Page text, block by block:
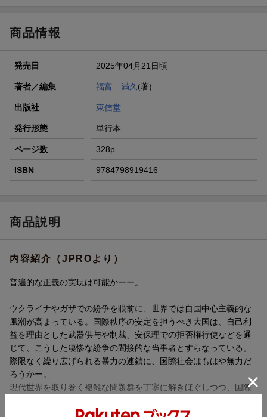
商品情報
発売日 2025年04月21日頃
著者／編集 福富 満久(著)
出版社 東信堂
発行形態 単行本
ページ数 328p
ISBN 9784798919416
商品説明
内容紹介（JPROより）
普遍的な正義の実現は可能かーー。
ウクライナやガザでの紛争を眼前に、世界では自国中心主義的な
風潮が高まっている。国際秩序の安定を担うべき大国は、自己利
益を理由とした武器供与や制裁、安保理での拒否権行使などを通
じて、こうした凄惨な紛争の間接的な当事者とすらなっている。
際限なく繰り広げられる暴力の連鎖に、国際社会はもはや無力だ
ろうかー。
現代世界を取り巻く複雑な問題群を丁寧に解きほぐしつつ、国際